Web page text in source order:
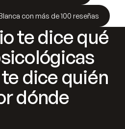
con más de 100 reseñas
te dice qué
dice quién
dónde